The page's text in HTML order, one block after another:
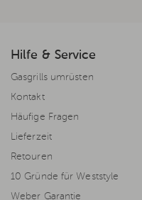
Hilfe & Service
Gasgrills umrüsten
Kontakt
Häufige Fragen
Lieferzeit
Retouren
10 Gründe für Weststyle
Weber Garantie